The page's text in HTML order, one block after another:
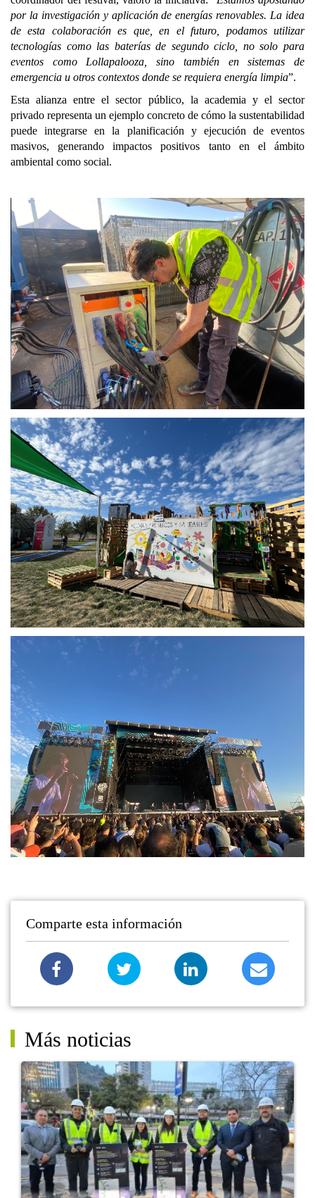
por la investigación y aplicación de energías renovables. La idea
de esta colaboración es que, en el futuro, podamos utilizar
tecnologías como las baterías de segundo ciclo, no solo para
eventos como Lollapalooza, sino también en sistemas de
emergencia u otros contextos donde se requiera energía limpia”.
Esta alianza entre el sector público, la academia y el sector
privado representa un ejemplo concreto de cómo la sustentabilidad
puede integrarse en la planificación y ejecución de eventos
masivos, generando impactos positivos tanto en el ámbito
ambiental como social.
Comparte esta información
Más noticias